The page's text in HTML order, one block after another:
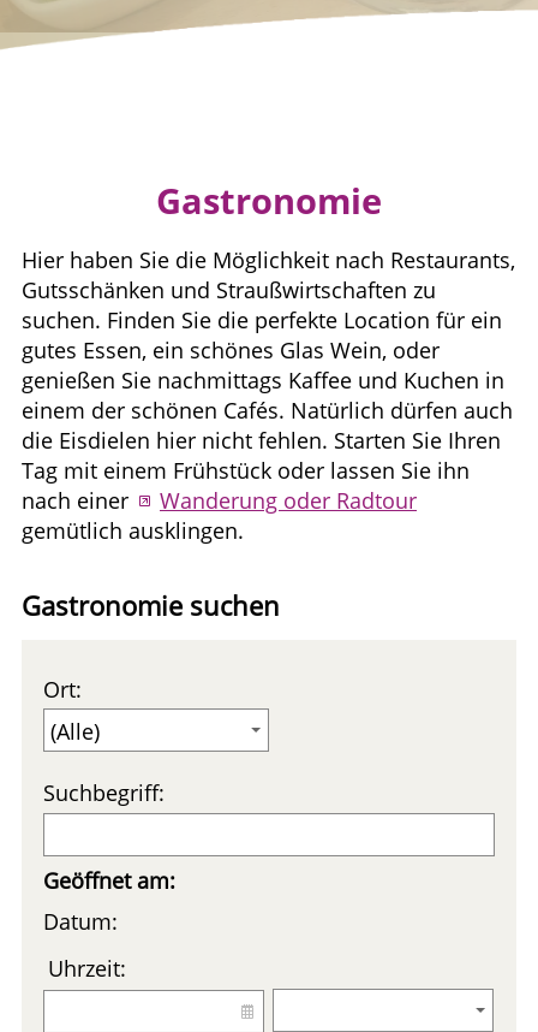
Gastronomie
Hier haben Sie die Möglichkeit nach Restaurants,
Gutsschänken und Straußwirtschaften zu
suchen. Finden Sie die perfekte Location für ein
gutes Essen, ein schönes Glas Wein, oder
genießen Sie nachmittags Kaffee und Kuchen in
einem der schönen Cafés. Natürlich dürfen auch
die Eisdielen hier nicht fehlen. Starten Sie Ihren
Tag mit einem Frühstück oder lassen Sie ihn
nach einer
Wanderung oder Radtour
gemütlich ausklingen.
Gastronomie suchen
Ort:
Suchbegriff:
Geöffnet am:
Datum:
Uhrzeit: